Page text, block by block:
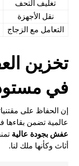
تغليف التحف
نقل الأجهزة
التعامل مع الزجاج
تخزين
في
إن الحفاظ على
عالمية تضمن
عفش بجودة عالية
أثاث وكأنها ملك لنا.